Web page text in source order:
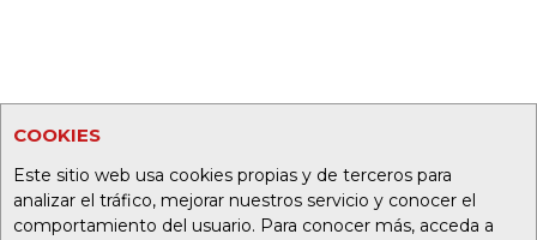
COOKIES
Este sitio web usa cookies propias y de terceros para
analizar el tráfico, mejorar nuestros servicio y conocer el
comportamiento del usuario. Para conocer más, acceda a